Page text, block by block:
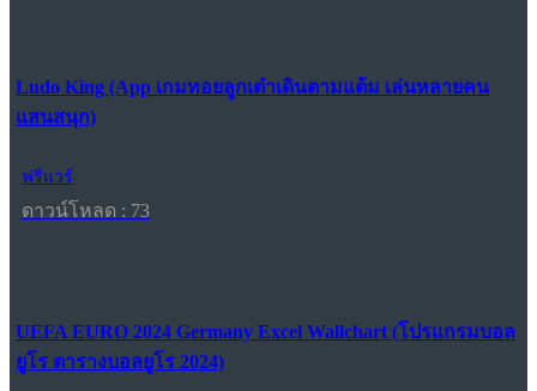
Ludo King (App เกมทอยลูกเต๋าเดินตามแต้ม เล่นหลายคน
แสนสนุก)
ฟรีแวร์
ดาวน์โหลด : 73
UEFA EURO 2024 Germany Excel Wallchart (โปรแกรมบอล
ยูโร ตารางบอลยูโร 2024)